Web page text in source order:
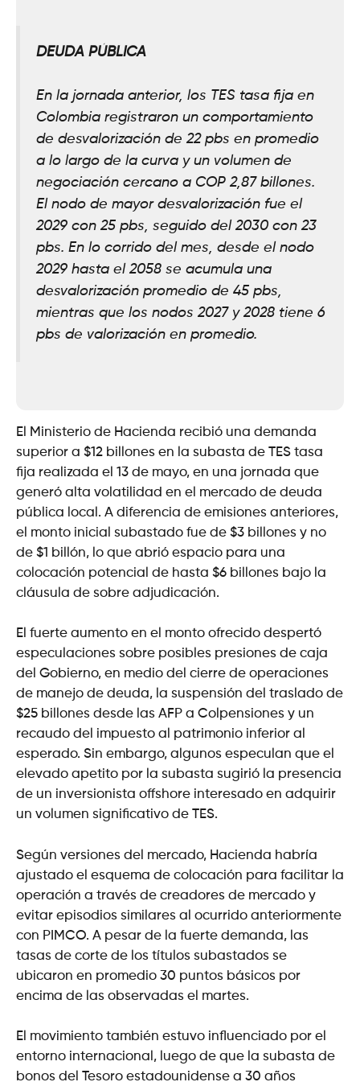
DEUDA PÚBLICA
En la jornada anterior, los TES tasa fija en
Colombia registraron un comportamiento
de desvalorización de 22 pbs en promedio
a lo largo de la curva y un volumen de
negociación cercano a COP 2,87 billones.
El nodo de mayor desvalorización fue el
2029 con 25 pbs, seguido del 2030 con 23
pbs. En lo corrido del mes, desde el nodo
2029 hasta el 2058 se acumula una
desvalorización promedio de 45 pbs,
mientras que los nodos 2027 y 2028 tiene 6
pbs de valorización en promedio.
El Ministerio de Hacienda recibió una demanda
superior a $12 billones en la subasta de TES tasa
fija realizada el 13 de mayo, en una jornada que
generó alta volatilidad en el mercado de deuda
pública local. A diferencia de emisiones anteriores,
el monto inicial subastado fue de $3 billones y no
de $1 billón, lo que abrió espacio para una
colocación potencial de hasta $6 billones bajo la
cláusula de sobre adjudicación.
El fuerte aumento en el monto ofrecido despertó
especulaciones sobre posibles presiones de caja
del Gobierno, en medio del cierre de operaciones
de manejo de deuda, la suspensión del traslado de
$25 billones desde las AFP a Colpensiones y un
recaudo del impuesto al patrimonio inferior al
esperado. Sin embargo, algunos especulan que el
elevado apetito por la subasta sugirió la presencia
de un inversionista offshore interesado en adquirir
un volumen significativo de TES.
Según versiones del mercado, Hacienda habría
ajustado el esquema de colocación para facilitar la
operación a través de creadores de mercado y
evitar episodios similares al ocurrido anteriormente
con PIMCO. A pesar de la fuerte demanda, las
tasas de corte de los títulos subastados se
ubicaron en promedio 30 puntos básicos por
encima de las observadas el martes.
El movimiento también estuvo influenciado por el
entorno internacional, luego de que la subasta de
bonos del Tesoro estadounidense a 30 años